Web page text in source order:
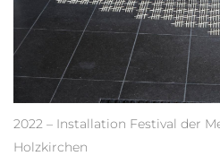
2022 – Installation Festival der
Holzkirchen